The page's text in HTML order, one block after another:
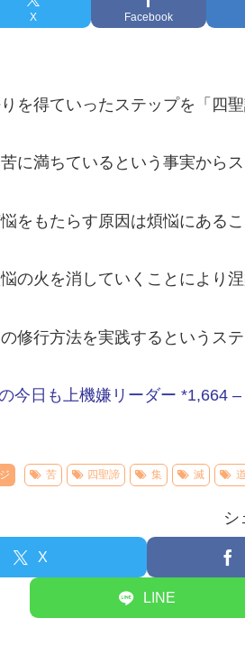
X Facebook
を得ていったステップを「四聖
苦に満ちているという事実から
悩をもたらす原因は煩悩にある
悩の火を消していくことにより
の修行方法を実践するというステ
今日も上機嫌リーダー *1,664 –
苦 四聖諦 集 滅 道
シ
X
LINE